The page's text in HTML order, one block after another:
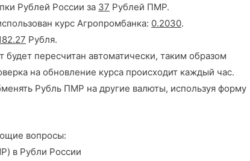
Рублей России за 37 Рублей ПМР.
курс Агропромбанка: 0.2030.
Рубля.
будет пересчитан автоматически, таким образом
на обновление курса происходит каждый час.
Рубль ПМР на другие валюты, используя форму
вопросы:
в Рубли России